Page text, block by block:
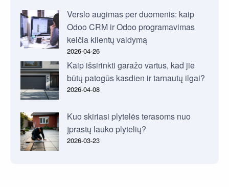
Verslo augimas per duomenis: kaip
Odoo CRM ir Odoo programavimas
keičia klientų valdymą
2026-04-26
Kaip išsirinkti garažo vartus, kad jie
būtų patogūs kasdien ir tarnautų ilgai?
2026-04-08
Kuo skiriasi plytelės terasoms nuo
įprastų lauko plytelių?
2026-03-23